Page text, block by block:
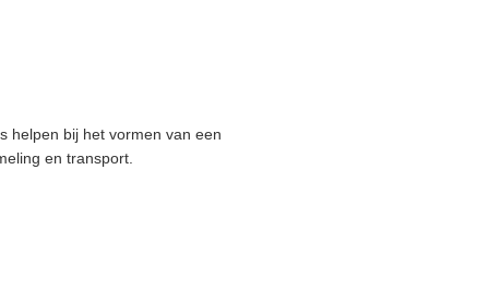
helpen bij het vormen van een
en transport.